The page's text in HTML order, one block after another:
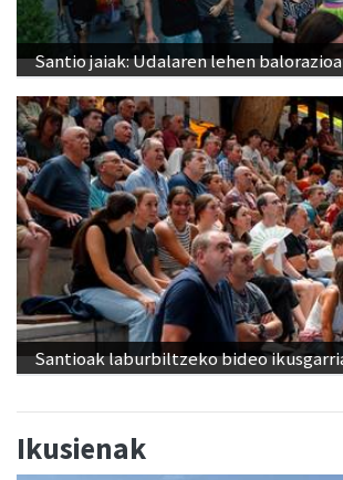
Santio jaiak: Udalaren lehen balorazioa
Santioak laburbiltzeko bideo
Ikusienak